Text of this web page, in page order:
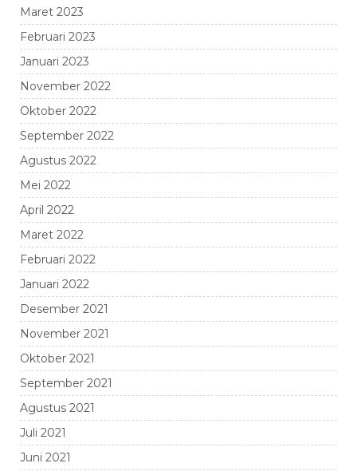
Maret 2023
Februari 2023
Januari 2023
November 2022
Oktober 2022
September 2022
Agustus 2022
Mei 2022
April 2022
Maret 2022
Februari 2022
Januari 2022
Desember 2021
November 2021
Oktober 2021
September 2021
Agustus 2021
Juli 2021
Juni 2021